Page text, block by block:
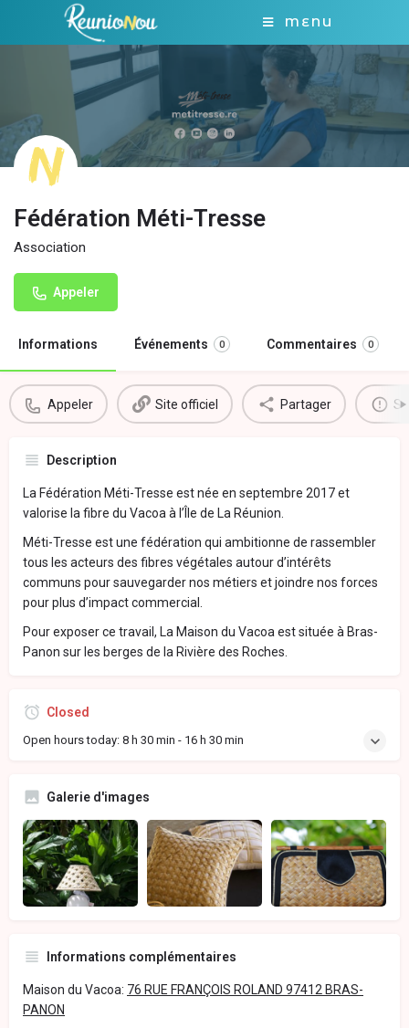
MENU
Fédération Méti-Tresse
Association
Appeler
Informations Événements 0 Commentaires 0
Appeler Site officiel Partager
Description
La Fédération Méti-Tresse est née en septembre 2017 et
valorise la fibre du Vacoa à l’Île de La Réunion.
Méti-Tresse est une fédération qui ambitionne de rassembler
tous les acteurs des fibres végétales autour d’intérêts
communs pour sauvegarder nos métiers et joindre nos forces
pour plus d’impact commercial.
Pour exposer ce travail, La Maison du Vacoa est située à Bras-
Panon sur les berges de la Rivière des Roches.
Closed
Open hours today: 8 h 30 min - 16 h 30 min
Galerie d'images
Informations complémentaires
Maison du Vacoa: 76 RUE FRANÇOIS ROLAND 97412 BRAS-
PANON